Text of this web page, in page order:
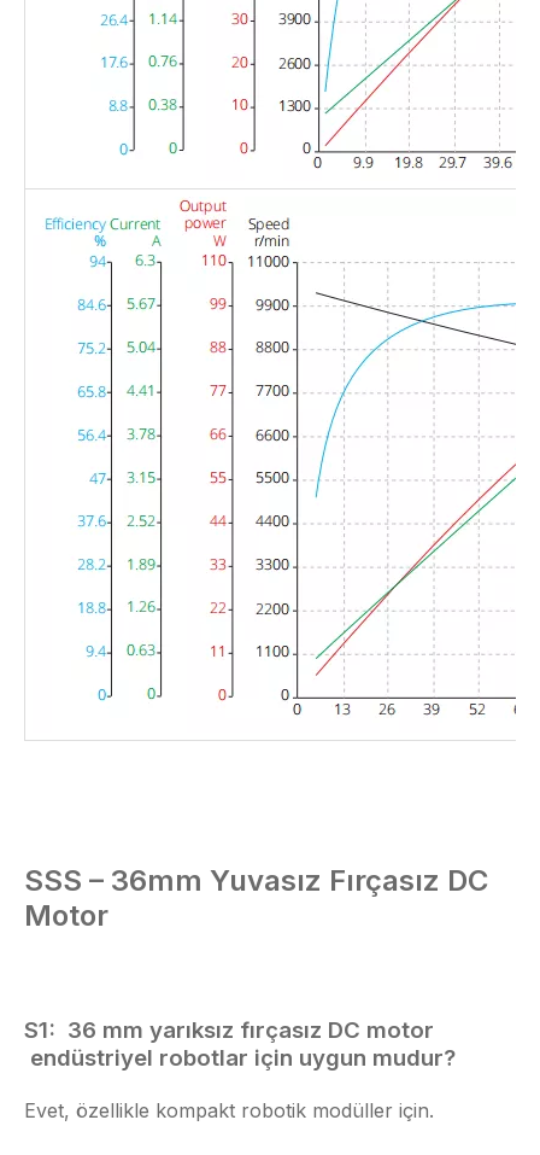
SSS – 36mm Yuvasız Fırçasız DC
Motor
S1: 36 mm yarıksız fırçasız DC motor
endüstriyel robotlar için uygun mudur?
Evet, özellikle kompakt robotik modüller için.